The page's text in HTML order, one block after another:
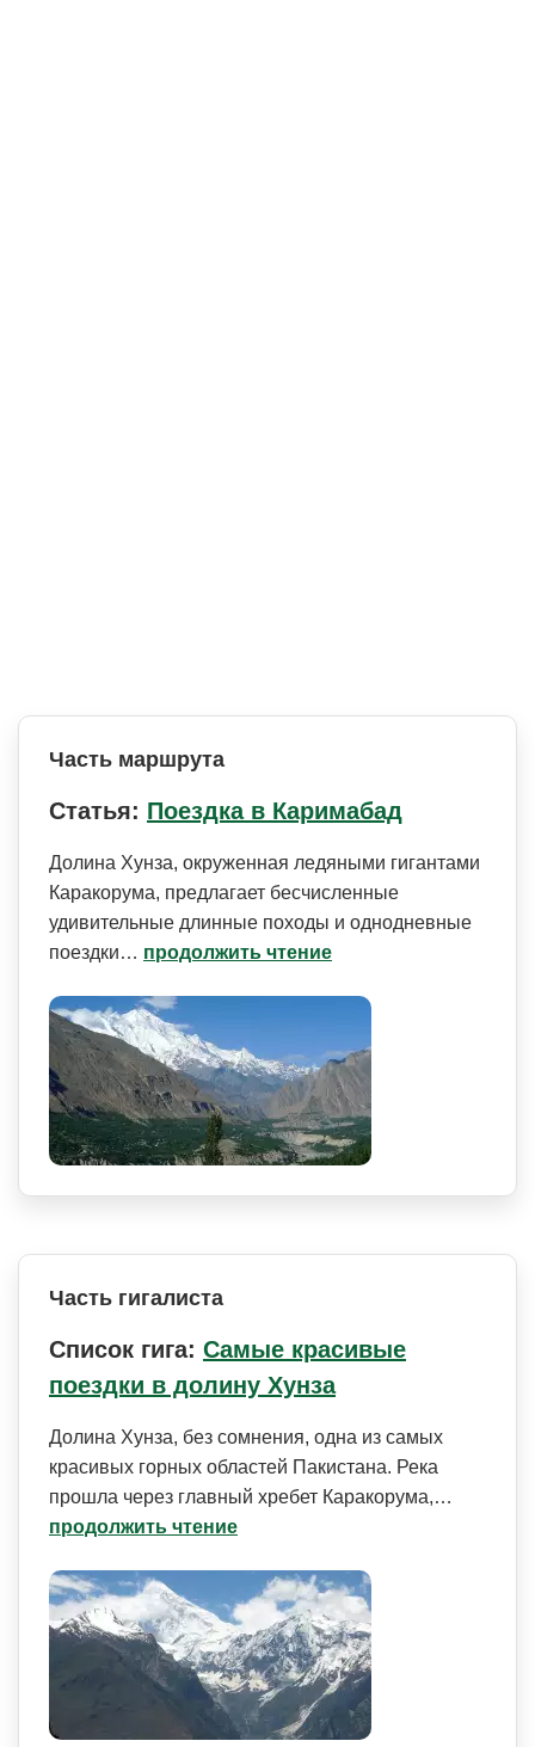
Часть маршрута
Статья: Поездка в Каримабад
Долина Хунза, окруженная ледяными гигантами
Каракорума, предлагает бесчисленные
удивительные длинные походы и однодневные
поездки… продолжить чтение
Часть гигалиста
Список гига: Самые красивые
поездки в долину Хунза
Долина Хунза, без сомнения, одна из самых
красивых горных областей Пакистана. Река
прошла через главный хребет Каракорума,…
продолжить чтение